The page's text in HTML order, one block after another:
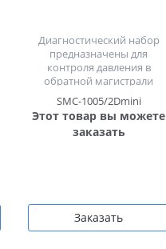
Диагностический набор
предназначены для
контроля давления в
обратной магистрали
форсунок систем впрыска
Common Rail Delphi
SMC-1005/2Dmini
Этот товар вы можете
заказать
Заказать